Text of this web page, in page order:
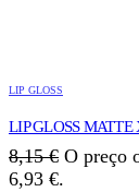
LIP GLOSS
LIP GLOSS
8,15€ O preço
6,93 €.